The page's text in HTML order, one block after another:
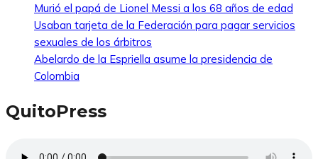
Murió el papá de Lionel Messi a los 68 años de edad
Usaban tarjeta de la Federación para pagar servicios
sexuales de los árbitros
Abelardo de la Espriella asume la presidencia de
Colombia
QuitoPress